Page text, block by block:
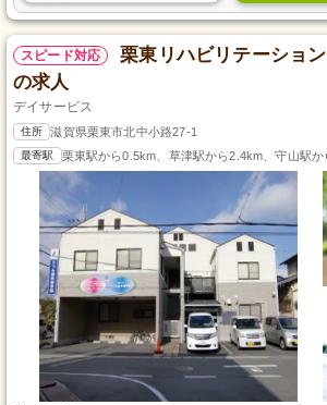
スピード対応
栗東リハビリテーショ
の求人
デイサービス
住所 滋賀県栗東市北中小路27-1
最寄駅 栗東駅から0.5km、草津駅から2.4km、守山駅か